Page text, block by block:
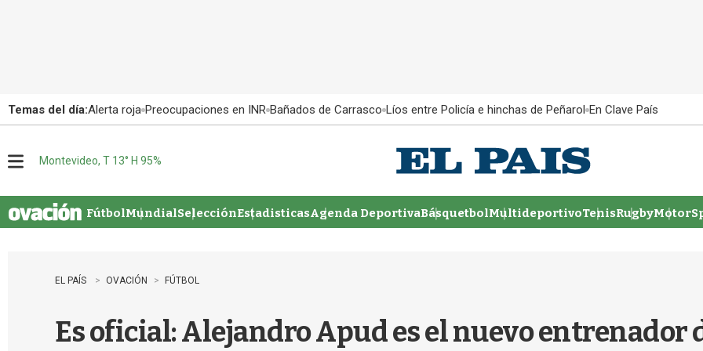
Temas del día:Alerta roja Preocupaciones en INR Bañados de Carrasco Líos entre Policía e hinchas de Peñarol En Clave País
u
Montevideo, T 13° H 95%
FútbolMundialSelecciónEstadisticasAgenda DeportivaBásquetbolMultideportivoTenisRugby
EL PAÍS OVACIÓN FÚTBOL
Es oficial: Alejandro Apud es el nuevo entrenador